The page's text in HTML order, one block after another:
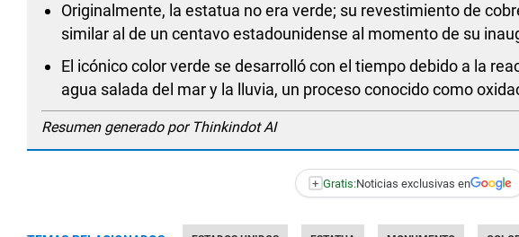
Originalmente, la estatua no era verde; su revestimiento de
similar al de un centavo estadounidense al momento de su
El icónico color verde se desarrolló con el tiempo debido a la
agua salada del mar y la lluvia, un proceso conocido como
Resumen generado por Thinkindot AI
+ Gratis:Noticias exclusivas en